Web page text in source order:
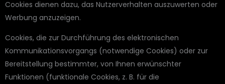
Cookies dienen dazu, das Nutzerverhalten auszuwerten oder
Werbung anzuzeigen.
Cookies, die zur Durchführung des elektronischen
Kommunikationsvorgangs (notwendige Cookies) oder zur
Bereitstellung bestimmter, von Ihnen erwünschter
Funktionen (funktionale Cookies, z. B. für die